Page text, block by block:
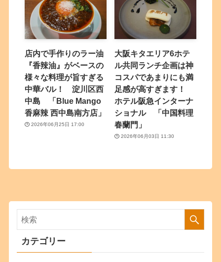
店内で手作りのラー油
『香辣油』がベースの
様々な料理が旨すぎる
中華バル！ 淀川区西
中島 「Blue Mango
香麻辣 西中島南方店」
2026年06月25日 17:00
大阪キタエリア6ホテ
ル共同ランチ企画は神
コスパであまりにも満
足感が高すぎます！
ホテル阪急インターナ
ショナル 「中国料理
春蘭門」
2026年06月03日 11:30
カテゴリー